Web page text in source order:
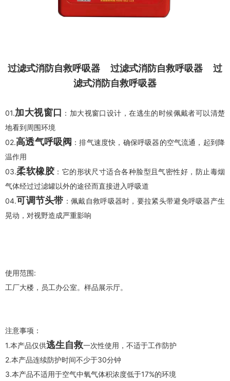
过滤式消防自救呼吸器 过滤式消防自救呼吸器
过
滤式消防自救呼吸器
01.加大视窗口 ：加大视窗口设计，在逃生的时候佩戴者可以清楚
地看到周围环境
02.高透气呼吸阀 ：排气速度快，确保呼吸器的空气流通，起到降
温作用
03.柔软橡胶 ：它的形状尺寸适合各种脸型且气密性好，防止毒烟
气体经过过滤罐以外的途径而直接进入呼吸道
04.可调节头带 ：佩戴自救呼吸器时，要拉紧头带避免呼吸器产生
晃动，对视野造成严重影响
使用范围:
工厂大楼，员工办公室。样品展示厅。
注意事项：
1.本产品仅供逃生自救一次性使用，不适于工作防护
2.本产品连续防护时间不少于30分钟
3.本产品不适用于空气中氧气体积浓度低于17%的环境